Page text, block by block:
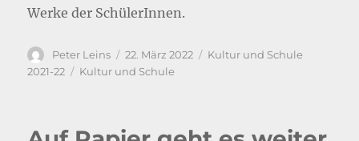
Werke der SchülerInnen.
Autor
Peter Leins
Veröffentlicht
am
22. März 2022 Kategorien
Kultur und Schule
2021-22
Schlagwörter
Kultur und Schule